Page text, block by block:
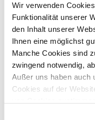
Wir verwenden
Funktionalität unserer
den Inhalt unserer
Ihnen eine möglichst
Manche Cookies sind
zwingend notwendig,
Außer uns haben auch
Cookies auf der